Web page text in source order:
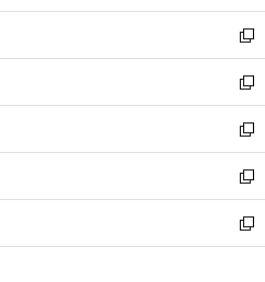
開
く
ウ
で
開
く
ン
ド
ウ
で
開
く
ウ
ィ
ン
ド
ウ
で
開
く
新
し
い
ウ
ィ
ン
ド
ウ
で
開
新
し
い
ウ
ィ
ン
ド
ウ
新
し
い
ウ
ィ
ン
新
し
い
ウ
新
し